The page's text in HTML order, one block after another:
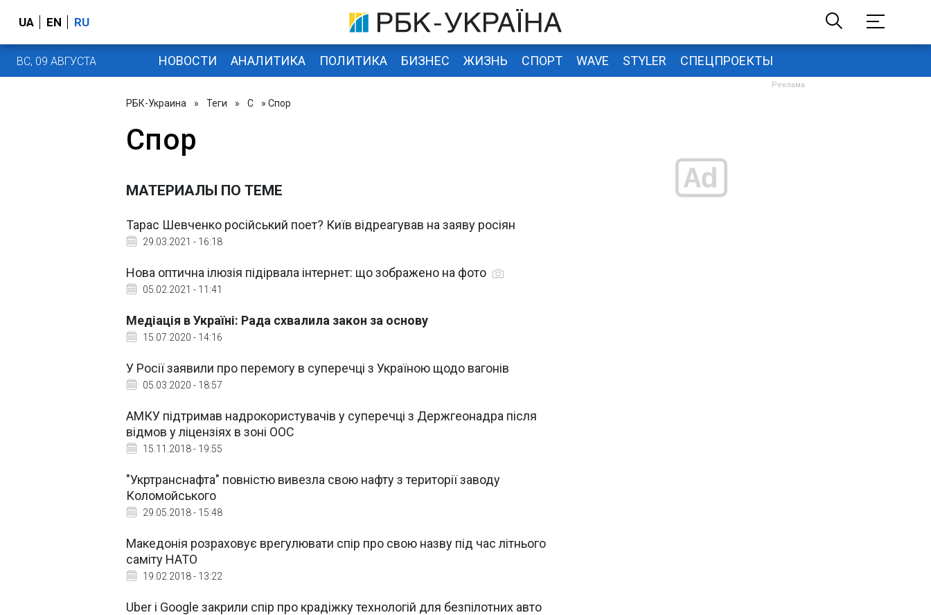
UA EN RU
ВС, 09 АВГУСТА НОВОСТИ АНАЛИТИКА ПОЛИТИКА БИЗНЕС ЖИЗНЬ СПОРТ WAVE STYLER СПЕЦПРОЕКТЫ
РБК-Украина » Теги » С » Спор
Спор
МАТЕРИАЛЫ ПО ТЕМЕ
Тарас Шевченко російський поет? Київ відреагував на заяву росіян
29.03.2021 - 16:18
Нова оптична ілюзія підірвала інтернет: що зображено на фото
05.02.2021 - 11:41
Медіація в Україні: Рада схвалила закон за основу
15.07.2020 - 14:16
У Росії заявили про перемогу в суперечці з Україною щодо вагонів
05.03.2020 - 18:57
АМКУ підтримав надрокористувачів у суперечці з Держгеонадра після
відмов у ліцензіях в зоні ООС
15.11.2018 - 19:55
"Укртранснафта" повністю вивезла свою нафту з території заводу
Коломойського
29.05.2018 - 15:48
Македонія розраховує врегулювати спір про свою назву під час літнього
саміту НАТО
19.02.2018 - 13:22
Uber і Google закрили спір про крадіжку технологій для безпілотних авто